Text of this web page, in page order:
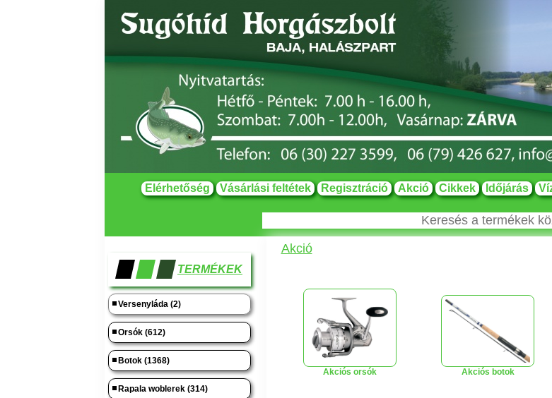
Elérhetőség Vásárlási feltétek Regisztráció Akció Cikkek Időjárás
TERMÉKEK
Versenyláda (2)
Orsók (612)
Botok (1368)
Rapala woblerek (314)
Akció
Akciós orsók Akciós botok